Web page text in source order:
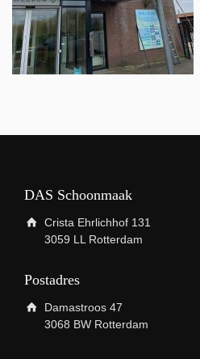
DAS Schoonmaak
Crista Ehrlichhof 131
3059 LL Rotterdam
Postadres
Damastroos 47
3068 BW Rotterdam